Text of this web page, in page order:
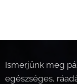
Ismerjünk meg
egészséges,